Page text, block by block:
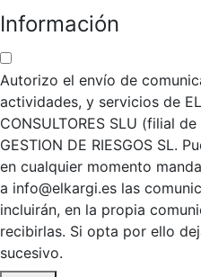
Información
Autorizo el envío de
actividades, y servicios de
CONSULTORES SLU (filial
GESTION DE RIESGOS SL.
en cualquier momento
a info@elkargi.es las
incluirán, en la propia
recibirlas. Si opta por ello
sucesivo.